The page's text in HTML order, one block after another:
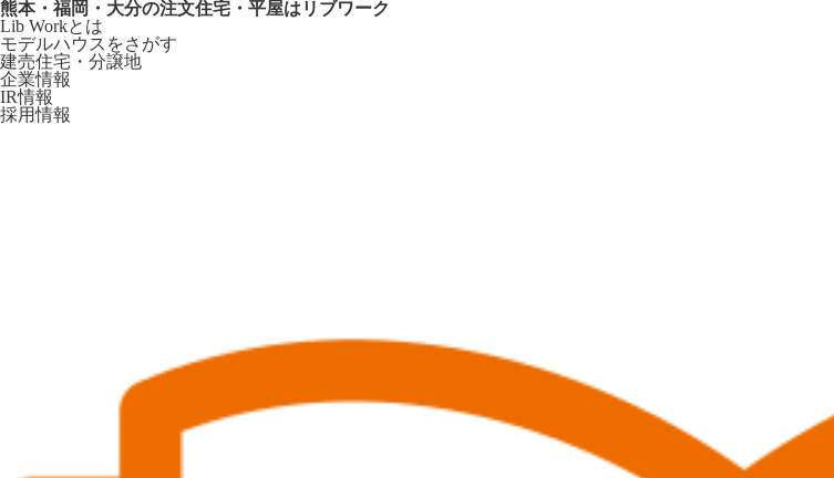
熊本・福岡・大分の注文住宅・平屋はリブワーク
Lib Workとは
モデルハウスをさがす
建売住宅・分譲地
企業情報
IR情報
採用情報